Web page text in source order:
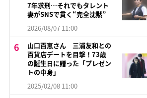
7年求刑…それでもタレント
妻がSNSで貫く“完全沈黙”
2026/08/07 11:00
山口百恵さん 三浦友和との
百貨店デートを目撃！73歳
の誕生日に贈った「プレゼン
トの中身」
2025/02/08 11:00